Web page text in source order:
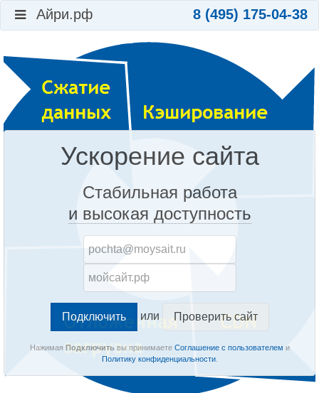
Айри.рф 8 (495) 175-04-38
Ускорение сайта
Стабильная работа
и высокая доступность
или Проверить сайт
Нажимая Подключитьвы принимаете Соглашение с пользователем и
Политику конфиденциальности.